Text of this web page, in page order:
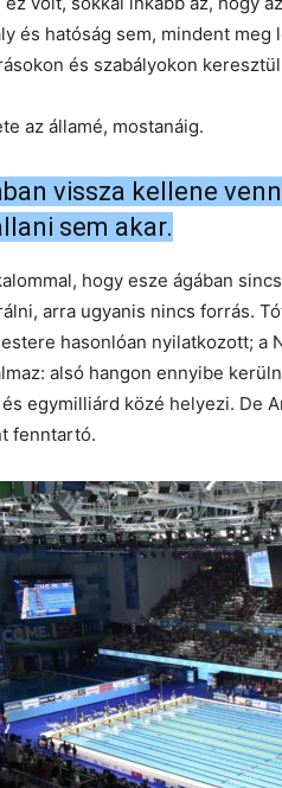
és hatóság sem, mindent meg
és szabályokon
az államé, mostanáig.
vissza kellene
sem akar.
hogy esze ágában
arra ugyanis nincs forrás.
hasonlóan nyilatkozott; a
alsó hangon ennyibe
egymilliárd közé helyezi. De
fenntartó.